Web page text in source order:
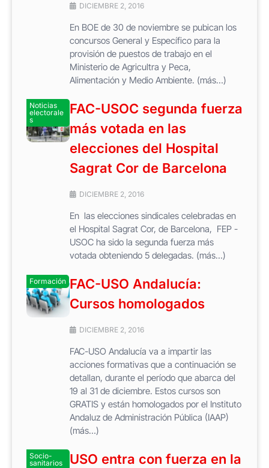
DICIEMBRE 2, 2016
En BOE de 30 de noviembre se pubican los
concursos General y Específico para la
provisión de puestos de trabajo en el
Ministerio de Agricultra y Peca,
Alimentación y Medio Ambiente. (más…)
Noticias
electorale
s
FAC-USOC segunda fuerza
más votada en las
elecciones del Hospital
Sagrat Cor de Barcelona
DICIEMBRE 2, 2016
En las elecciones sindicales celebradas en
el Hospital Sagrat Cor, de Barcelona, FEP -
USOC ha sido la segunda fuerza más
votada obteniendo 5 delegadas. (más…)
Formación FAC-USO Andalucía:
Cursos homologados
DICIEMBRE 2, 2016
FAC-USO Andalucía va a impartir las
acciones formativas que a continuación se
detallan, durante el período que abarca del
19 al 31 de diciembre. Estos cursos son
GRATIS y están homologados por el Instituto
Andaluz de Administración Pública (IAAP)
(más…)
Socio-
sanitarios
USO entra con fuerza en la